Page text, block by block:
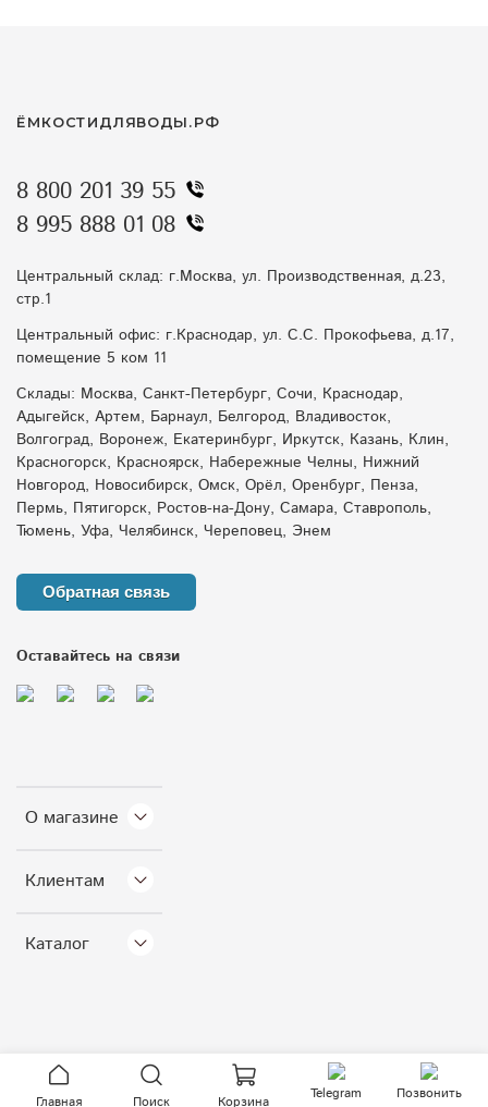
О магазине
Клиентам
Каталог
ЁМКОСТИДЛЯВОДЫ.РФ
8 800 201 39 55
8 995 888 01 08
Центральный склад: г.Москва, ул. Производственная, д.23,
стр.1
Центральный офис: г.Краснодар, ул. С.С. Прокофьева, д.17,
помещение 5 ком 11
Склады: Москва, Санкт-Петербург, Сочи, Краснодар,
Адыгейск, Артем, Барнаул, Белгород, Владивосток,
Волгоград, Воронеж, Екатеринбург, Иркутск, Казань, Клин,
Красногорск, Красноярск, Набережные Челны, Нижний
Новгород, Новосибирск, Омск, Орёл, Оренбург, Пенза,
Пермь, Пятигорск, Ростов-на-Дону, Самара, Ставрополь,
Тюмень, Уфа, Челябинск, Череповец, Энем
Обратная связь
Оставайтесь на связи
Главная Поиск Корзина Telegram Позвонить